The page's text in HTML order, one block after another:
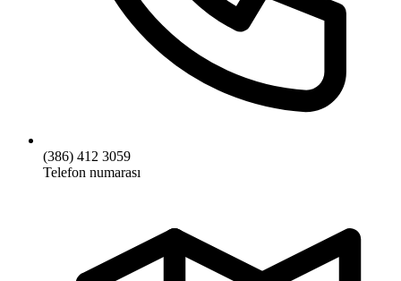
(386) 412 3059
Telefon numarası